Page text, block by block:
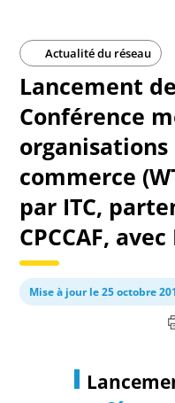
Actualité du réseau
Lancement
Conférence
commerce
par ITC,
CPCCAF,
Mise à jour le 25 octobre